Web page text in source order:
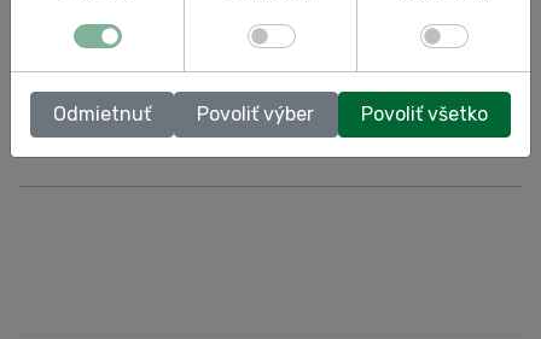
Zobraziť
Odmietnuť Povoliť výber Povoliť všetko